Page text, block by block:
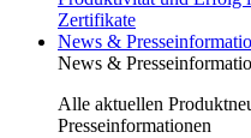
News &
News &
Alle aktuellen
Presseinformationen